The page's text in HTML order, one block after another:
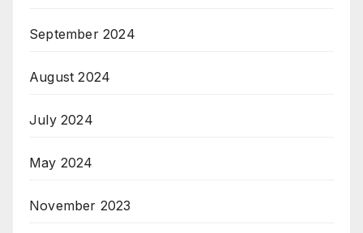
September 2024
August 2024
July 2024
May 2024
November 2023